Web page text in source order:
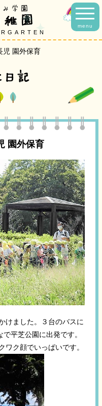
menu
学園
稚園
児 園外保育
日記
園外保育
けました。３台のバスに
平芝公園に出発です。
ワク顔でいっぱいです。